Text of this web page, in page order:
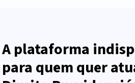
A plataforma
para quem quer